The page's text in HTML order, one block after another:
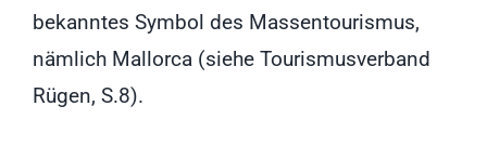
bekanntes Symbol des Massentourismus,
nämlich Mallorca (siehe Tourismusverband
Rügen, S.8).